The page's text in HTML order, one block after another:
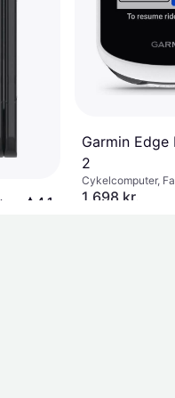
4.1
Garmin Edge
2
Cykelcomputer,
Touchskærm, ANT+
1.698 kr.